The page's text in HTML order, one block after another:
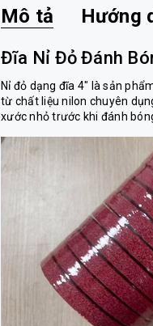
Mô tả Hướng
Đĩa Nỉ Đỏ Đánh
Nỉ đỏ dạng đĩa 4″ là sản
từ chất liệu nilon chuyên
xước nhỏ trước khi đánh